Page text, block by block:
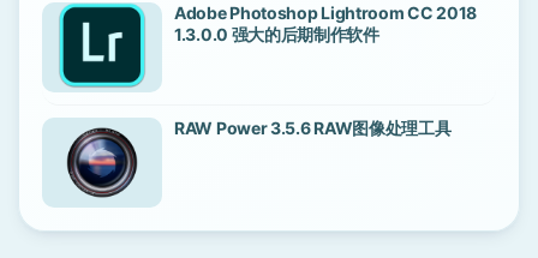
Adobe Photoshop Lightroom CC 2018
1.3.0.0 强大的后期制作软件
RAW Power 3.5.6 RAW图像处理工具